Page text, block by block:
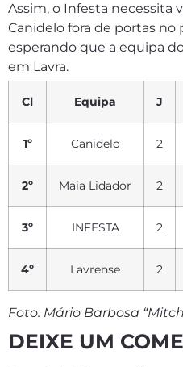
Assim, o Infesta necessita
Canidelo fora de portas
esperando que a equipa
em Lavra.
Cl Equipa J
1º Canidelo 2
2º Maia Lidador 2
3º INFESTA 2
4º Lavrense 2
Foto: Mário Barbosa
DEIXE UM